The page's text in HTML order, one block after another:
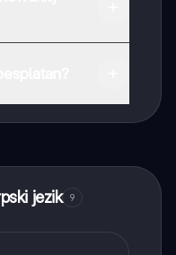
jezik 9